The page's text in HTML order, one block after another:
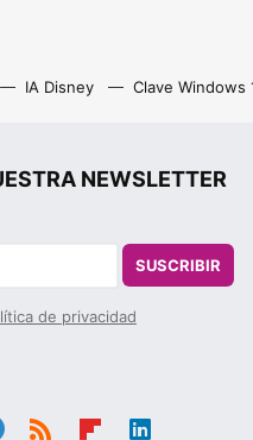
IA Disney Clave Windows
NEWSLETTER
SUSCRIBIR
de privacidad